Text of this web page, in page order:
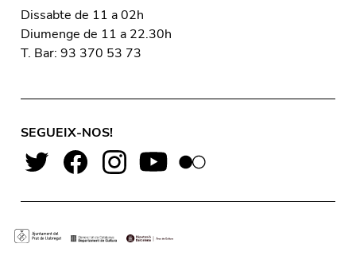
Dissabte de 11 a 02h
Diumenge de 11 a 22.30h
T. Bar: 93 370 53 73
SEGUEIX-NOS!